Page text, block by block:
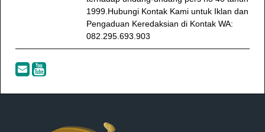
1999.Hubungi Kontak Kami untuk Iklan dan
Pengaduan Keredaksian di Kontak WA:
082.295.693.903